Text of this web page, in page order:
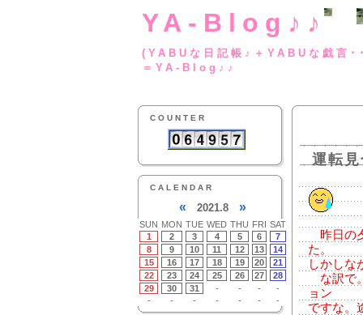
YA-Blog♪♪
(YABUな日記帳♪
＝YA-Blog♪♪
COUNTER
CALENDAR
« 2021.8 »
SUN MON TUE WED THU FRI SAT
1
2 3 4 5 6
7
8
9 10 11 12 13
14
15
16 17 18 19 20
21
22
23 24 25 26 27
28
29
30 31 - - -
-
-
- - - - - -
運転
昨日の
た。
しかしな
な訳で
ョン
ですな。